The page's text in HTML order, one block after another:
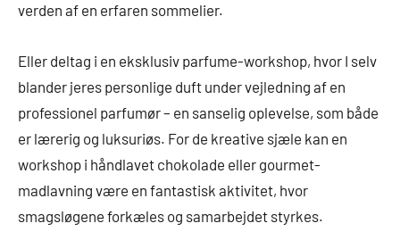
verden af en erfaren sommelier.
Eller deltag i en eksklusiv parfume-workshop, hvor I selv
blander jeres personlige duft under vejledning af en
professionel parfumør – en sanselig oplevelse, som både
er lærerig og luksuriøs. For de kreative sjæle kan en
workshop i håndlavet chokolade eller gourmet-
madlavning være en fantastisk aktivitet, hvor
smagsløgene forkæles og samarbejdet styrkes.